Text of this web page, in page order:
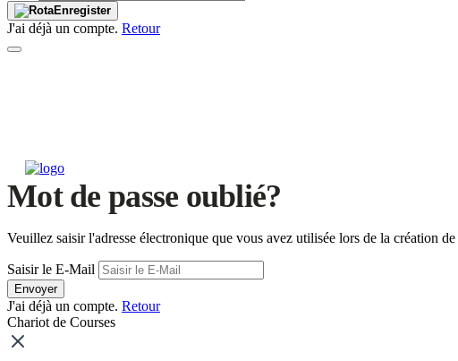
Enregister
J'ai déjà un compte. Retour
Mot de passe oublié?
Veuillez saisir l'adresse électronique que vous avez utilisée lors de la création
Saisir le E-Mail
Envoyer
J'ai déjà un compte. Retour
Chariot de Courses